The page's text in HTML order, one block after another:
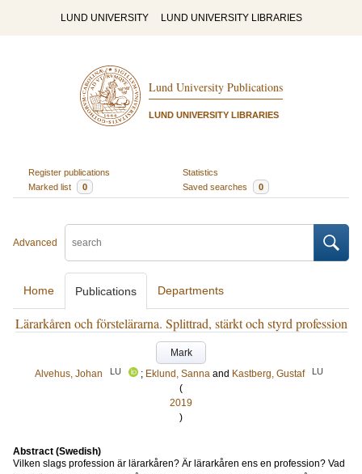
LUND UNIVERSITY LUND UNIVERSITY LIBRARIES
Lund University Publications
LUND UNIVERSITY LIBRARIES
Register publications
Statistics
Marked list
0 Saved searches 0
Advanced
Home Publications Departments
Lärarkåren och förstelärarna. Splittrad, stärkt och styrd profession
Mark
Alvehus, Johan
LU ; Eklund, Sanna and Kastberg, Gustaf LU
(
2019
)
Abstract (Swedish)
Vilken slags profession är lärarkåren? Är lärarkåren ens en profession? Vad